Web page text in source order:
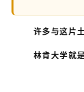
许多与这片
林肯大学就